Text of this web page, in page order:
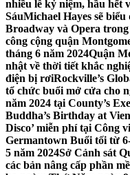
nhiều lễ kỷ niệm, hầu hết
SáuMichael Hayes sẽ
Broadway và Opera
công cộng quận
tháng 6 năm 2024Quận
nhật về thời tiết khắc
điện bị rơiRockville’s
tổ chức buổi mở cửa cho
năm 2024 tại County’s
Buddha’s Birthday at
Disco’ miễn phí tại Công
Germantown Buổi tối từ
5 năm 2024Sở Cảnh sát
các bản nâng cấp phần